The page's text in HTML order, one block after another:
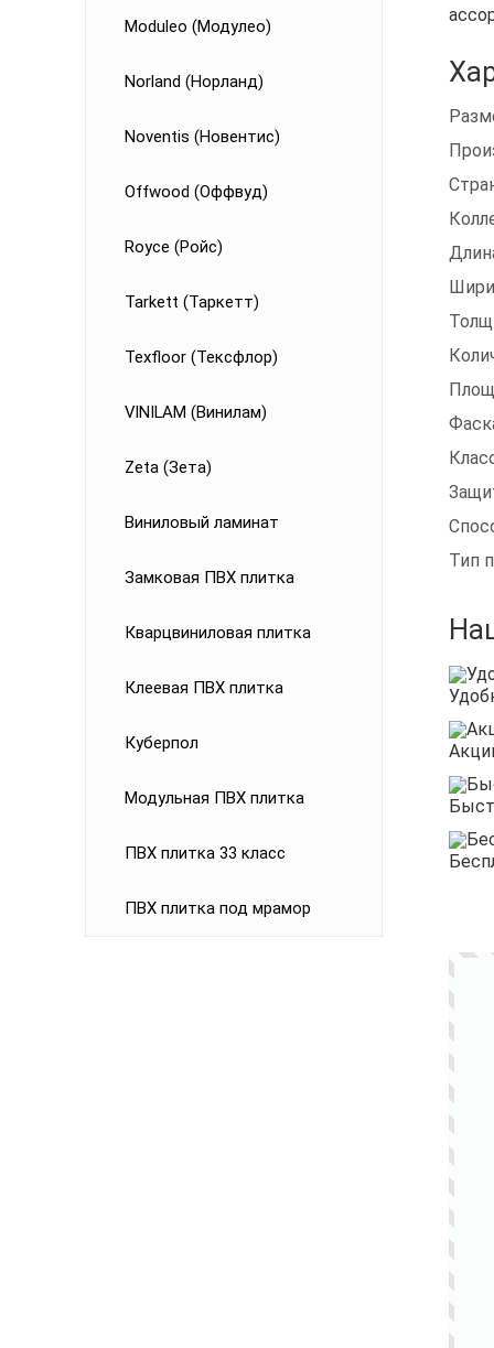
Moduleo (Модулео)
Norland (Норланд)
Noventis (Новентис)
Offwood (Оффвуд)
Royce (Ройс)
Tarkett (Таркетт)
Texfloor (Тексфлор)
VINILAM (Винилам)
Zeta (Зета)
Виниловый ламинат
Замковая ПВХ плитка
Кварцвиниловая плитка
Клеевая ПВХ плитка
Куберпол
Модульная ПВХ плитка
ПВХ плитка 33 класс
ПВХ плитка под мрамор
Тип